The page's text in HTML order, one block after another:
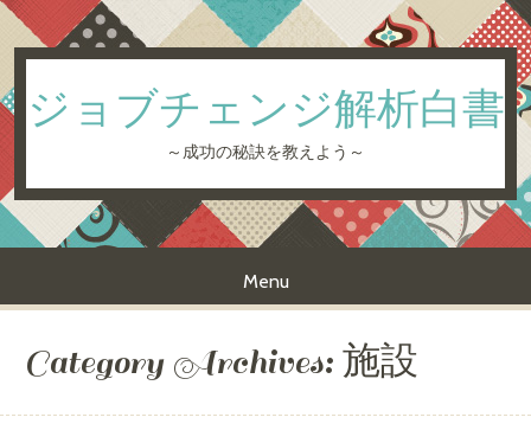
ジョブチェンジ解析白書
～成功の秘訣を教えよう～
Menu
Skip to content
Category Archives: 施設